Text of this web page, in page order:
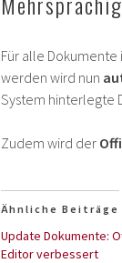
Für alle
werden wird nun
System hinterlegte
Zudem wird der
Ähnliche Beiträge
Update Dokumente:
Editor verbessert